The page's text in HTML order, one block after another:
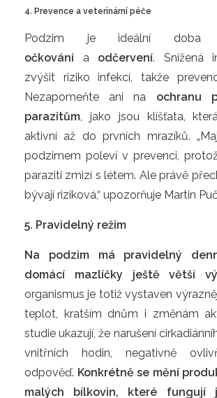
4. Prevence a veterinární péče
Podzim je ideální
očkování a odčervení. Snížená
zvýšit riziko infekcí, takže
Nezapomeňte ani na ochranu
parazitům, jako jsou klíšťata,
aktivní až do prvních mrazíků.
podzimem poleví v prevenci,
paraziti zmizí s létem. Ale právě
bývají riziková,“ upozorňuje Martin
5. Pravidelný režim
Na podzim má pravidelný
domácí mazlíčky ještě větší
organismus je totiž vystaven
teplot, kratším dnům i změnám
studie ukazují, že narušení
vnitřních hodin, negativně
odpověď. Konkrétně se mění
malých bílkovin, které fungují